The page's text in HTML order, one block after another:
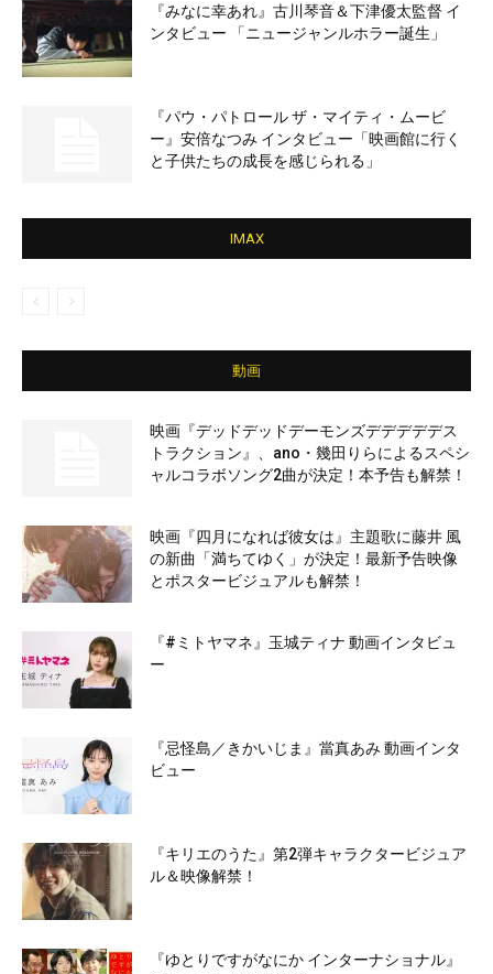
『みなに幸あれ』古川琴音＆下津優太監督 イ
ンタビュー 「ニュージャンルホラー誕生」
『パウ・パトロール ザ・マイティ・ムービ
ー』安倍なつみ インタビュー「映画館に行く
と子供たちの成長を感じられる」
IMAX
動画
映画『デッドデッドデーモンズデデデデデス
トラクション』、ano・幾田りらによるスペシ
ャルコラボソング2曲が決定！本予告も解禁！
映画『四月になれば彼女は』主題歌に藤井 風
の新曲「満ちてゆく」が決定！最新予告映像
とポスタービジュアルも解禁！
『#ミトヤマネ』玉城ティナ 動画インタビュ
ー
『忌怪島／きかいじま』當真あみ 動画インタ
ビュー
『キリエのうた』第2弾キャラクタービジュア
ル＆映像解禁！
『ゆとりですがなにか インターナショナル』